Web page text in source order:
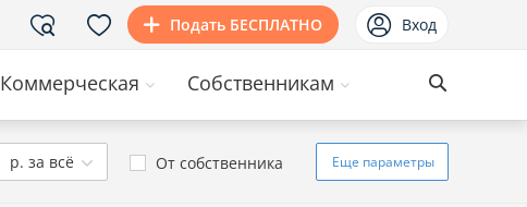
Подать БЕСПЛАТНО Вход
Коммерческая Собственникам
р. за всё От собственника Еще параметры